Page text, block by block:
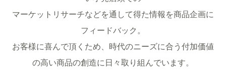
マーケットリサーチなどを通して得た情報を商品企画に
フィードバック。
お客様に喜んで頂くため、時代のニーズに合う付加価値
の高い商品の創造に日々取り組んでいます。